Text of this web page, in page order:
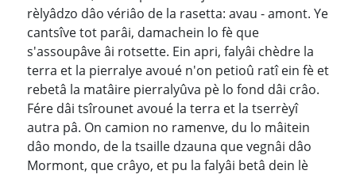
rèlyâdzo dâo vériâo de la rasetta: avau - amont. Ye
cantsîve tot parâi, damachein lo fè que
s'assoupâve âi rotsette. Ein apri, falyâi chèdre la
terra et la pierralye avoué n'on petioû ratî ein fè et
rebetâ la matâire pierralyûva pè lo fond dâi crâo.
Fére dâi tsîrounet avoué la terra et la tserrèyî
autra pâ. On camion no ramenve, du lo mâitein
dâo mondo, de la tsaille dzauna que vegnâi dâo
Mormont, que crâyo, et pu la falyâi betâ dein lè